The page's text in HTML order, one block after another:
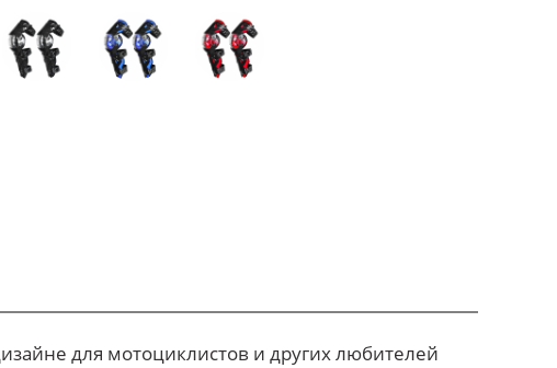
для мотоциклистов и других любителей